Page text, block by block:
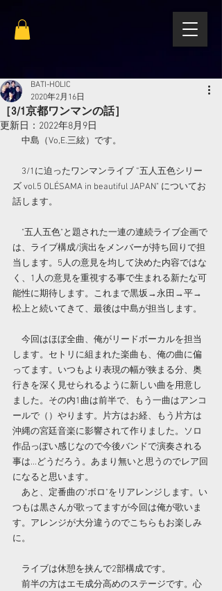
［3/1京都ワンマンの話］
BATI-HOLIC
2020年2月16日
更新日： 2022年8月9日
中島（Vo,E.三絃）です。
3/1に迫ったワンマンライブ ”五人五色シリー
ズ vol.5 OLÉSAMA in beautiful JAPAN" についてお
話します。
"五人五色"と題された一連の連続ライブ企画で
は、ライブ構成/演出をメンバーが持ち回りで担
当します。5人の意見を均して決めた内容ではな
く、1人の意見を重視する事で生まれる新たな可
能性に期待します。これまで黒坂→永田→平→
松上と続いてきて、最後は中島が担当します。
今回はほぼ全曲、俺がリードボーカルを担当
します。セトリに組まれた楽曲も、俺の曲に偏
ってます。いつもより表現の幅が狭まる分、奥
行きを深く見せられるように新しい曲を用意し
ました。その内1曲は前半で、もう一曲はアンコ
ールで（）やります。片方はお経、もう片方は
沖縄の宮廷音楽に影響されて作りました。ソロ
作品っぽい感じなので今後バンドで演奏される
事は...どうだろう。あまり無いと思うのでレア回
になると思います。
あと、定番曲の"ボロ"をリアレンジします。い
つもは黒さんが歌ってますが今回は俺が歌いま
す。アレンジが大分違うのでこちらもお楽しみ
に。
ライブは休憩を挟んで2部構成です。
前半の方はエモ成分高めのステージです。心